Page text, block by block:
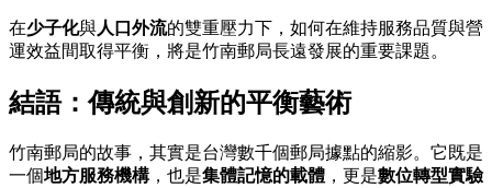
在少子化與人口外流的雙重壓力下，如何在維持服務品質與營
運效益間取得平衡，將是竹南郵局長遠發展的重要課題。
結語：傳統與創新的平衡藝術
竹南郵局的故事，其實是台灣數千個郵局據點的縮影。它既是
一個地方服務機構，也是集體記憶的載體 ，更是數位轉型實驗